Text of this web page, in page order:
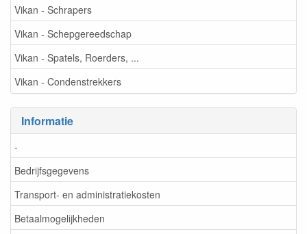
Vikan - Schrapers
Vikan - Schepgereedschap
Vikan - Spatels, Roerders, ...
Vikan - Condenstrekkers
Informatie
-
Bedrijfsgegevens
Transport- en administratiekosten
Betaalmogelijkheden